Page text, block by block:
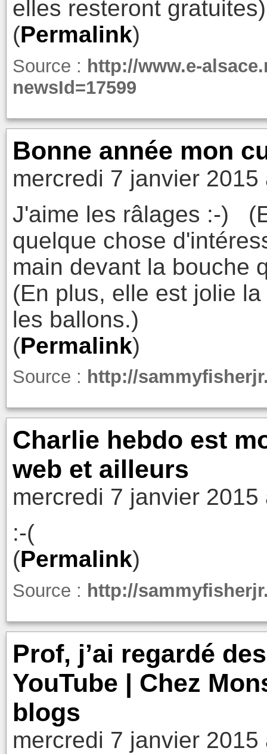
elles resteront
(Permalink)
Source : http://www.e-
newsId=17599
Bonne année mon
mercredi 7 janvier 2015
J'aime les râlages :-)
quelque chose
main devant la bouche
(En plus, elle est jolie
les ballons.)
(Permalink)
Source : http://
Charlie hebdo est
web et ailleurs
mercredi 7 janvier 2015
:-(
(Permalink)
Source : http://
Prof, j’ai regardé
YouTube | Chez
blogs
mercredi 7 janvier 2015